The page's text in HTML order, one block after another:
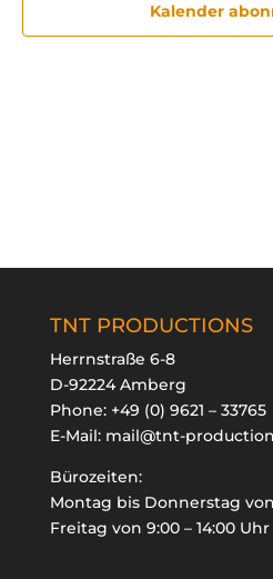
Kalender
TNT PRODUCTIONS
Herrnstraße 6-8
D-92224 Amberg
Phone: +49 (0) 9621 – 33765
E-Mail: mail@tnt-
Bürozeiten:
Montag bis Donnerstag von
Freitag von 9:00 – 14:00 Uhr